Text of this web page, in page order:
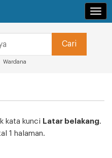
Wardana
kata kunci Latar belakang.
1 halaman.